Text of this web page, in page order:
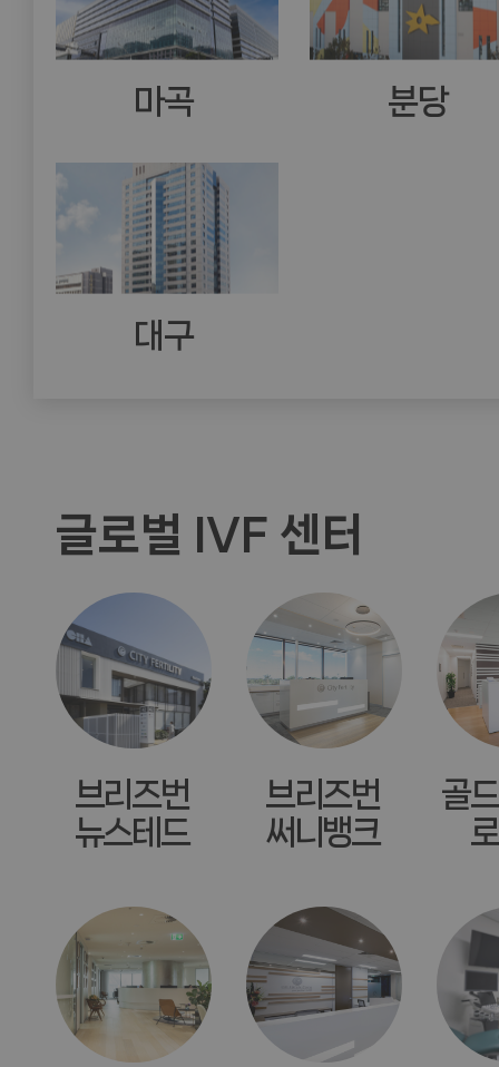
마곡 분당
대구
글로벌 IVF 센터
브리즈번
뉴스테드
브리즈번
써니뱅크
골